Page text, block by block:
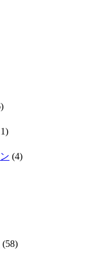
(4)
(58)